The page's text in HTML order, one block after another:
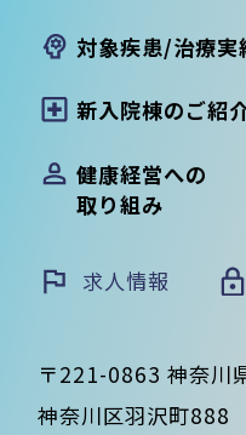
対象疾患/治療実
新入院棟のご紹
健康経営への
取り組み
求人情報
〒221-0863 神奈川
神奈川区羽沢町888